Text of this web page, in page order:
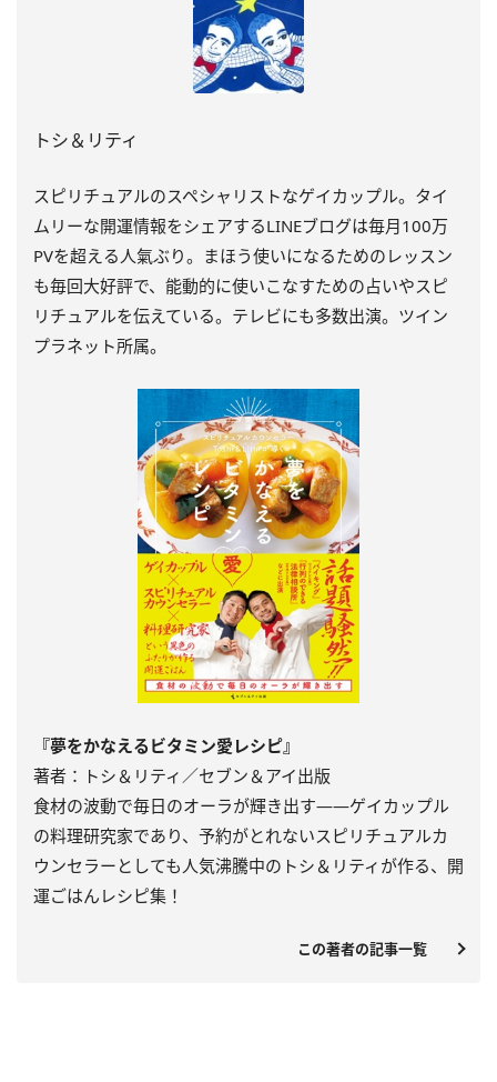
トシ＆リティ
スピリチュアルのスペシャリストなゲイカップル。タイ
ムリーな開運情報をシェアするLINEブログは毎月100万
PVを超える人氣ぶり。まほう使いになるためのレッスン
も毎回大好評で、能動的に使いこなすための占いやスピ
リチュアルを伝えている。テレビにも多数出演。ツイン
プラネット所属。
『夢をかなえるビタミン愛レシピ』
著者：トシ＆リティ／セブン＆アイ出版
食材の波動で毎日のオーラが輝き出す――ゲイカップル
の料理研究家であり、予約がとれないスピリチュアルカ
ウンセラーとしても人気沸騰中のトシ＆リティが作る、開
運ごはんレシピ集！
この著者の記事一覧